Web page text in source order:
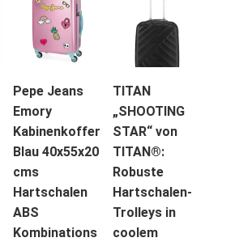
Pepe Jeans
Emory
Kabinenkoffer
Blau 40x55x20
cms
Hartschalen
ABS
Kombinations
TITAN
„SHOOTING
STAR“ von
TITAN®:
Robuste
Hartschalen-
Trolleys in
coolem